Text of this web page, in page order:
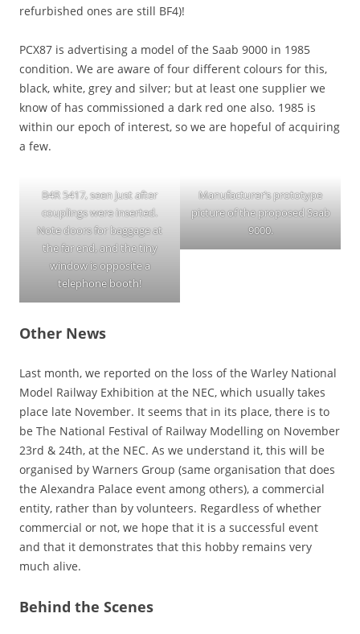
refurbished ones are still BF4)!
PCX87 is advertising a model of the Saab 9000 in 1985
condition. We are aware of four different colours for this,
black, white, grey and silver; but at least one supplier we
know of has commissioned a dark red one also. 1985 is
within our epoch of interest, so we are hopeful of acquiring
a few.
B4R 5417, seen just after
couplings were inserted.
Note doors for baggage at
the far end, and the tiny
window is opposite a
telephone booth!
Manufacturer’s prototype
picture of the proposed Saab
9000.
Other News
Last month, we reported on the loss of the Warley National
Model Railway Exhibition at the NEC, which usually takes
place late November. It seems that in its place, there is to
be The National Festival of Railway Modelling on November
23rd & 24th, at the NEC. As we understand it, this will be
organised by Warners Group (same organisation that does
the Alexandra Palace event among others), a commercial
entity, rather than by volunteers. Regardless of whether
commercial or not, we hope that it is a successful event
and that it demonstrates that this hobby remains very
much alive.
Behind the Scenes